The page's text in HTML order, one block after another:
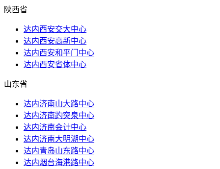
陕西省
达内西安交大中心
达内西安高新中心
达内西安和平门中心
达内西安省体中心
山东省
达内济南山大路中心
达内济南趵突泉中心
达内济南会计中心
达内济南大明湖中心
达内青岛山东路中心
达内烟台海港路中心